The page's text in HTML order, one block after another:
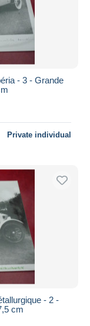
- 3 - Grande
Private individual
- 2 -
cm